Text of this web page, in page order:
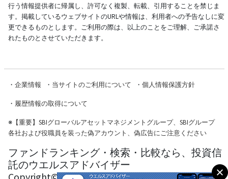
行う情報提供者に帰属し、許可なく複製、転載、引用することを禁じま
す。掲載しているウェブサイトのURLや情報は、利用者への予告なしに変
更できるものとします。ご利用の際は、以上のことをご理解、ご承諾さ
れたものとさせていただきます。
・ 企業情報 ・ 当サイトのご利用について ・ 個人情報保護方針
・ 履歴情報の取得について
※【重要】SBIグローバルアセットマネジメントグループ、SBIグループ
各社および役職員を装った偽アカウント、偽広告にご注意ください
ファンドランキング・検索・比較なら、投資信
託のウエルスアドバイザー